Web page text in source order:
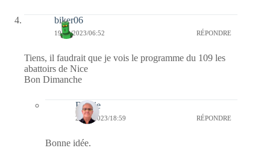
biker06
19/02/2023/06:52 RÉPONDRE
Tiens, il faudrait que je vois le programme du 109 les
abattoirs de Nice
Bon Dimanche
Bernie
20/02/2023/18:59 RÉPONDRE
Bonne idée.